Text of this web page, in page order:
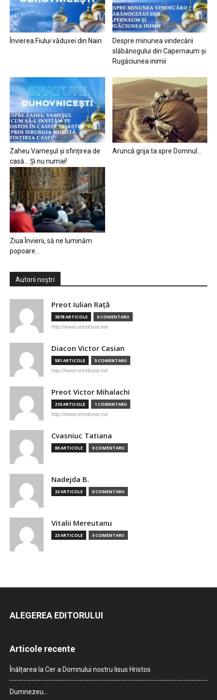
Învierea Fiului văduvei din Nain
Despre minunea vindecării
slăbănogului din Capernaum și
Rugăciunea inimii
Zaheu Vameșul și sfințirea de
casă… Și nu numai!
Aruncă grija ta spre Domnul…
Ziua Învierii, să ne luminăm
popoare…
Autorii noștri
Preot Iulian Raţă
3878 ARTICOLE 6 COMENTARII
http://www.ortodoxia.md
Diacon Victor Casian
581 ARTICOLE 5 COMENTARII
http://www.ortodoxia.md
Preot Victor Mihalachi
210 ARTICOLE 1 COMENTARII
http://www.ortodoxia.md
Cvasniuc Tatiana
88 ARTICOLE 0 COMENTARII
Nadejda B.
32 ARTICOLE 0 COMENTARII
Vitalii Mereutanu
23 ARTICOLE 0 COMENTARII
ALEGEREA EDITORULUI
Articole recente
Înălțarea la Cer a Domnului nostru Iisus Hristos
Dumnezeu…